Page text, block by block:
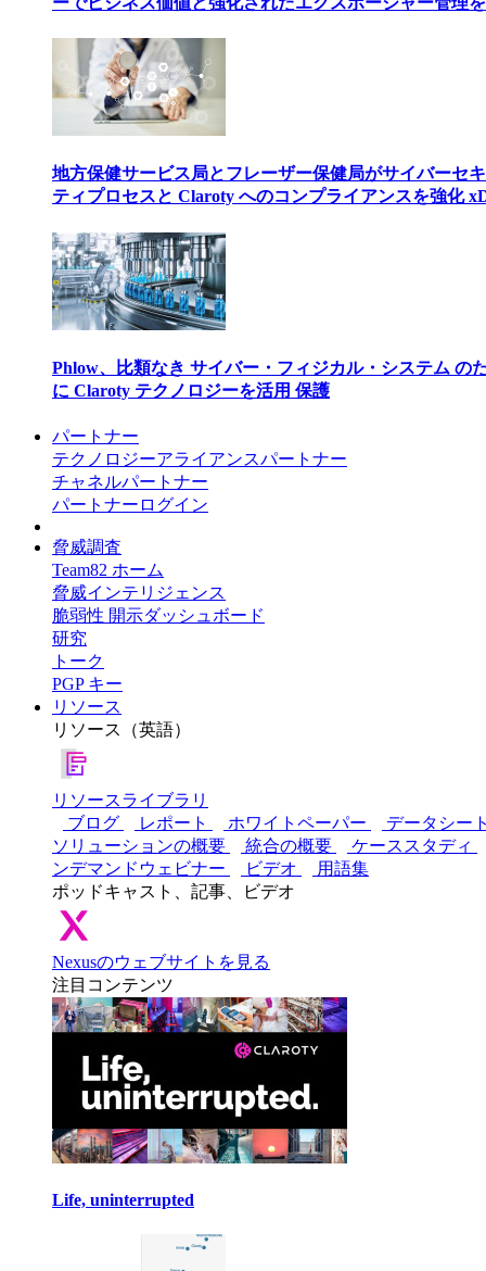
地方保健サービス局とフレーザー保健局がサイバーセ
ティプロセスと Claroty へのコンプライアンスを強化
Phlow、比類なき サイバー・フィジカル・システム の
に Claroty テクノロジーを活用 保護
パートナー
テクノロジーアライアンスパートナー
チャネルパートナー
パートナーログイン
脅威調査
Team82 ホーム
脅威インテリジェンス
脆弱性 開示ダッシュボード
研究
トーク
PGP キー
リソース
リソース（英語）
リソースライブラリ
ブログ
レポート ホワイトペーパー
データシー
ソリューションの概要
統合の概要
ケーススタディ
ンデマンドウェビナー
ビデオ
用語集
ポッドキャスト、記事、ビデオ
Nexusのウェブサイトを見る
注目コンテンツ
Life, uninterrupted